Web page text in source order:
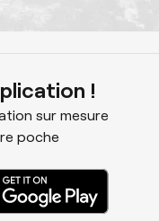
!
sur mesure
poche